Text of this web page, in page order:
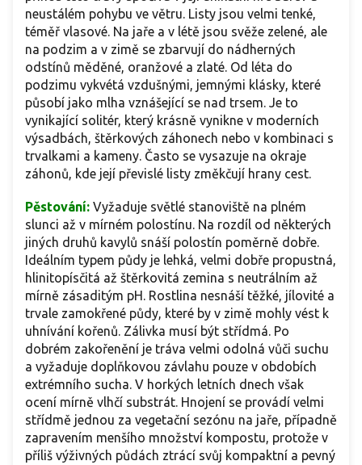
neustálém pohybu ve větru. Listy jsou velmi tenké,
téměř vlasové. Na jaře a v létě jsou svěže zelené, ale
na podzim a v zimě se zbarvují do nádherných
odstínů měděné, oranžové a zlaté. Od léta do
podzimu vykvétá vzdušnými, jemnými klásky, které
působí jako mlha vznášející se nad trsem. Je to
vynikající solitér, který krásně vynikne v moderních
výsadbách, štěrkových záhonech nebo v kombinaci s
trvalkami a kameny. Často se vysazuje na okraje
záhonů, kde její převislé listy změkčují hrany cest.
Pěstování: Vyžaduje světlé stanoviště na plném
slunci až v mírném polostínu. Na rozdíl od některých
jiných druhů kavylů snáší polostín poměrně dobře.
Ideálním typem půdy je lehká, velmi dobře propustná,
hlinitopísčitá až štěrkovitá zemina s neutrálním až
mírně zásaditým pH. Rostlina nesnáší těžké, jílovité a
trvale zamokřené půdy, které by v zimě mohly vést k
uhnívání kořenů. Zálivka musí být střídmá. Po
dobrém zakořenění je tráva velmi odolná vůči suchu
a vyžaduje doplňkovou závlahu pouze v obdobích
extrémního sucha. V horkých letních dnech však
ocení mírně vlhčí substrát. Hnojení se provádí velmi
střídmě jednou za vegetační sezónu na jaře, případně
zapravením menšího množství kompostu, protože v
příliš výživných půdách ztrácí svůj kompaktní a pevný